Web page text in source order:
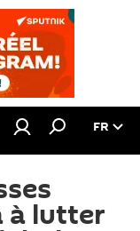
FR
à lutter